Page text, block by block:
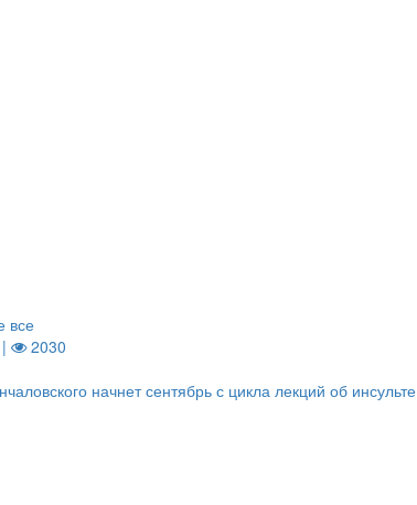
все
|
2030
начнет сентябрь с цикла лекций об инсульте